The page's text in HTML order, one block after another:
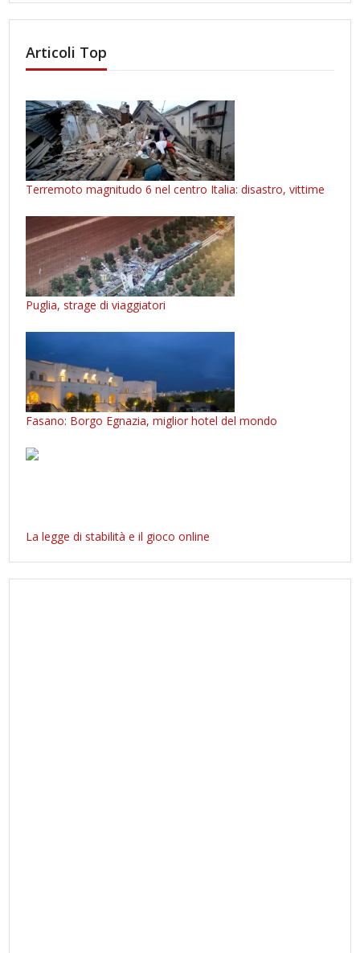
Articoli Top
Terremoto magnitudo 6 nel centro Italia: disastro, vittime
Puglia, strage di viaggiatori
Fasano: Borgo Egnazia, miglior hotel del mondo
La legge di stabilità e il gioco online